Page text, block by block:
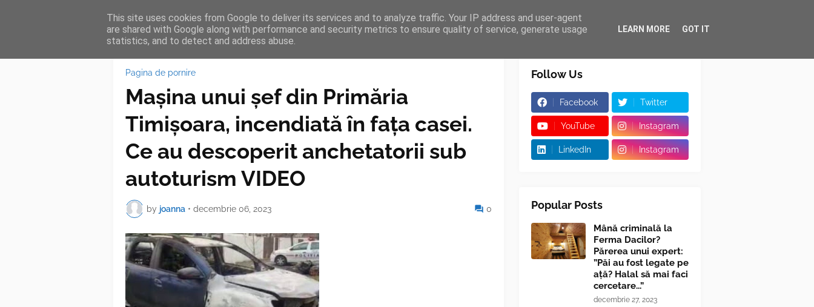
HOME FEATURES BLOGGER TIPOGRAPHY SHORTCODES
Pagina de pornire
Maşina unui șef din Primăria
Timişoara, incendiată în fața casei.
Ce au descoperit anchetatorii sub
autoturism VIDEO
by joanna • decembrie 06, 2023 0
Follow Us
Facebook Twitter
YouTube Instagram
LinkedIn Instagram
Popular Posts
Mână criminală la
Ferma Dacilor?
Părerea unui expert:
”Păi au fost legate pe
ață? Halal să mai faci
cercetare...”
decembrie 27, 2023
This site uses cookies from Google to deliver its services and to analyze traffic. Your IP address and user-agent
are shared with Google along with performance and security metrics to ensure quality of service, generate usage
statistics, and to detect and address abuse.
LEARN MORE GOT IT